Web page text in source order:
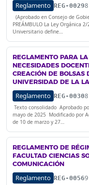
Reglamento REG-0029
(Aprobado en Consejo de
PREÁMBULO La Ley Orgánica
Universitario define…
REGLAMENTO PARA
NECESIDADES
CREACIÓN DE BOLSAS
UNIVERSIDAD DE LA
Reglamento REG-0030
Texto consolidado Aprobado
mayo de 2025 Modificado por
de 10 de marzo y 27…
REGLAMENTO DE
FACULTAD CIENCIAS
COMUNICACIÓN
Reglamento REG-0056